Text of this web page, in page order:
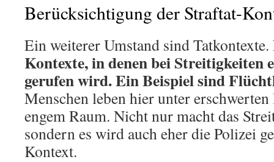
Berücksichtigung der Straftat-
Ein weiterer Umstand sind Tatkontexte.
Kontexte, in denen bei Streitigkeiten
gerufen wird. Ein Beispiel sind
Menschen leben hier unter
engem Raum. Nicht nur macht das
sondern es wird auch eher die Polizei
Kontext.